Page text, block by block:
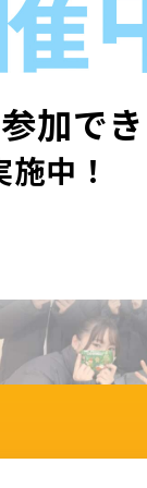
参加で
中！